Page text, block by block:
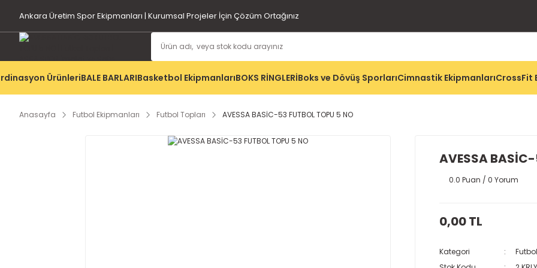
Ankara Üretim Spor Ekipmanları | Kurumsal Projeler İçin Çözüm Ortağınız
ÜrünleriBALE BARLARIBasketbol EkipmanlarıBOKS RİNGLERİBoks ve Dövüş SporlarıCimnastik EkipmanlarıCrossFit
Anasayfa Futbol Ekipmanları Futbol Topları AVESSA BASİC-53 FUTBOL TOPU 5 NO
AVESSA BASİC-
0.0 Puan / 0 Yorum
0,00 TL
Kategori